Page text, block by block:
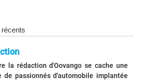
la rédaction d'Oovango se cache une
de passionnés d'automobile implantée